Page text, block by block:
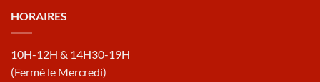
HORAIRES
10H-12H & 14H30-19H
(Fermé le Mercredi)